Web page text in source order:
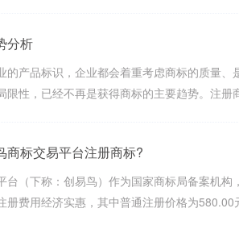
分析
的产品标识，企业都会着重考虑商标的质量
限性，已经不再是获得商标的主要趋势。注册
商标交易平台注册商标?
台（下称：创易鸟）作为国家商标局备案机
册费用经济实惠，其中普通注册价格为580.00